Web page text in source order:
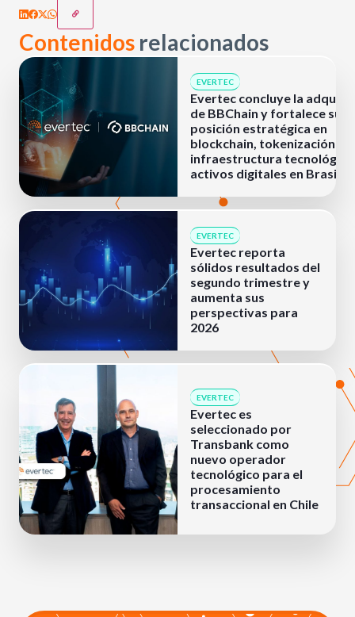
Contenidos relacionados
EVERTEC
Evertec concluye la
de BBChain y fortalece su
posición estratégica en
blockchain, tokenización e
infraestructura
activos digitales en Brasil
EVERTEC
Evertec reporta
sólidos resultados del
segundo trimestre y
aumenta sus
perspectivas para
2026
EVERTEC
Evertec es
seleccionado por
Transbank como
nuevo operador
tecnológico para el
procesamiento
transaccional en Chile